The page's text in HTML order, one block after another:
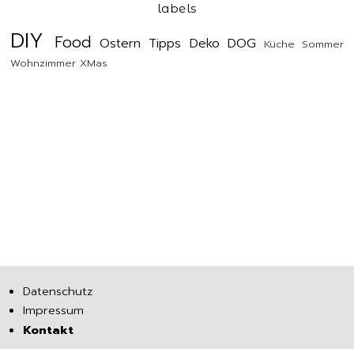
labels
DIY Food Ostern Tipps Deko DOG Küche Sommer
Wohnzimmer XMas
Datenschutz
Impressum
Kontakt